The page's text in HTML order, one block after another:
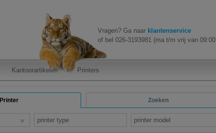
Vragen? Ga naar klantenservice
of bel 026-3193981 (ma t/m vrij van
Kantoorartikelen Printers
Printer Zoeken
printer type printer model